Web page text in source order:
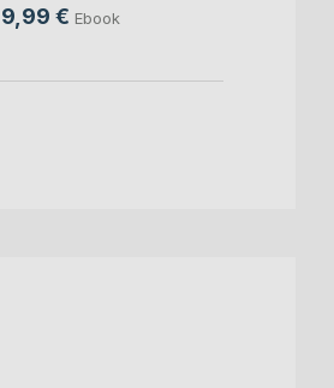
9,99 € Ebook